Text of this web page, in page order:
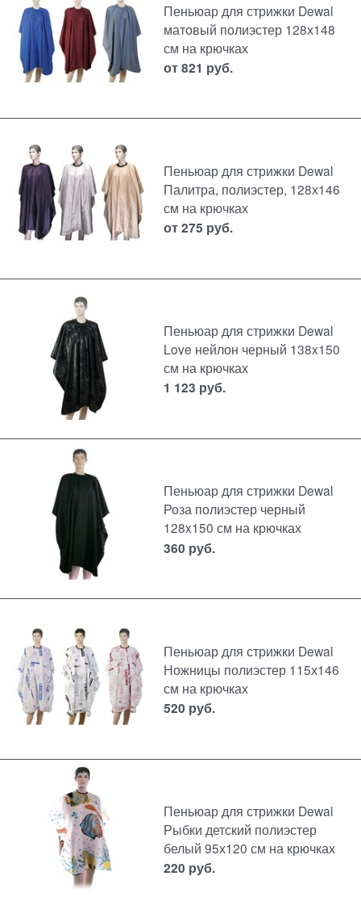
Пеньюар для стрижки Dewal
матовый полиэстер 128х148
см на крючках
от821 руб.
Пеньюар для стрижки Dewal
Палитра, полиэстер, 128х146
см на крючках
от275 руб.
Пеньюар для стрижки Dewal
Love нейлон черный 138x150
см на крючках
1 123 руб.
Пеньюар для стрижки Dewal
Роза полиэстер черный
128x150 см на крючках
360 руб.
Пеньюар для стрижки Dewal
Ножницы полиэстер 115х146
см на крючках
520 руб.
Пеньюар для стрижки Dewal
Рыбки детский полиэстер
белый 95х120 см на крючках
220 руб.